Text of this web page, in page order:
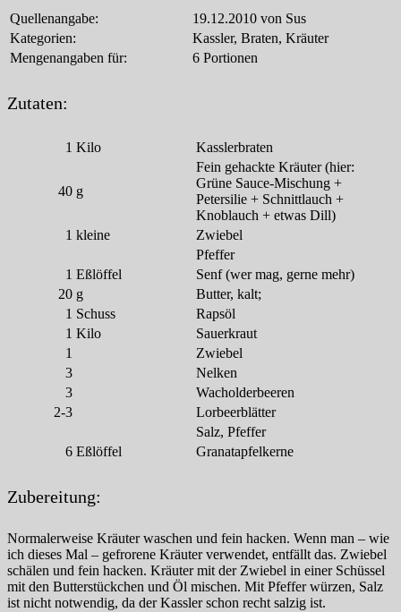
Quellenangabe:
19.12.2010 von Sus
Kategorien:
Kassler, Braten, Kräuter
Mengenangaben für:
6 Portionen
Zutaten:
1 Kilo Kasslerbraten
40 g
Fein gehackte Kräuter (hier:
Grüne Sauce-Mischung +
Petersilie + Schnittlauch +
Knoblauch + etwas Dill)
1 kleine
Zwiebel
Pfeffer
1 Eßlöffel
Senf (wer mag, gerne mehr)
20 g
Butter, kalt;
1 Schuss
Rapsöl
1 Kilo
Sauerkraut
1
Zwiebel
3
Nelken
3
Wacholderbeeren
2-3
Lorbeerblätter
Salz, Pfeffer
6 Eßlöffel Granatapfelkerne
Zubereitung:
Normalerweise Kräuter waschen und fein hacken. Wenn man – wie
ich dieses Mal – gefrorene Kräuter verwendet, entfällt das. Zwiebel
schälen und fein hacken. Kräuter mit der Zwiebel in einer Schüssel
mit den Butterstückchen und Öl mischen. Mit Pfeffer würzen, Salz
ist nicht notwendig, da der Kassler schon recht salzig ist.